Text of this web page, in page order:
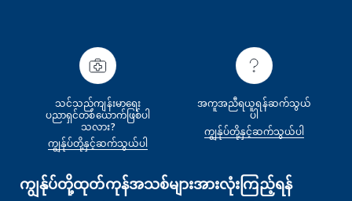
သင်သည်ကျန်းမာရေး
ပညာရှင်တစ်‌ယောက်ဖြစ်ပါ
သလား?
ကျွန်ုပ်တို့နှင့်ဆက်သွယ်ပါ
အကူအညီရယူရန်ဆက်သွယ်
ပါ
ကျွန်ုပ်တို့နှင့်ဆက်သွယ်ပါ
ကျွန်ုပ်တို့ထုတ်ကုန်အသစ်များအားလုံးကြည့်ရန်